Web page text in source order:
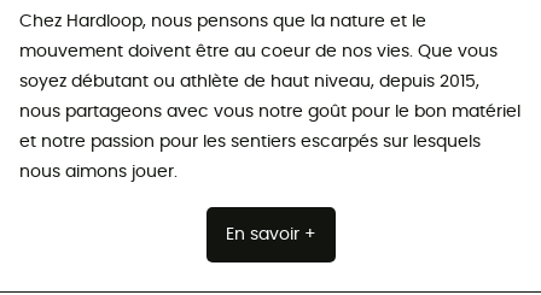
Chez Hardloop, nous pensons que la nature et le
mouvement doivent être au coeur de nos vies. Que vous
soyez débutant ou athlète de haut niveau, depuis 2015,
nous partageons avec vous notre goût pour le bon matériel
et notre passion pour les sentiers escarpés sur lesquels
nous aimons jouer.
En savoir +